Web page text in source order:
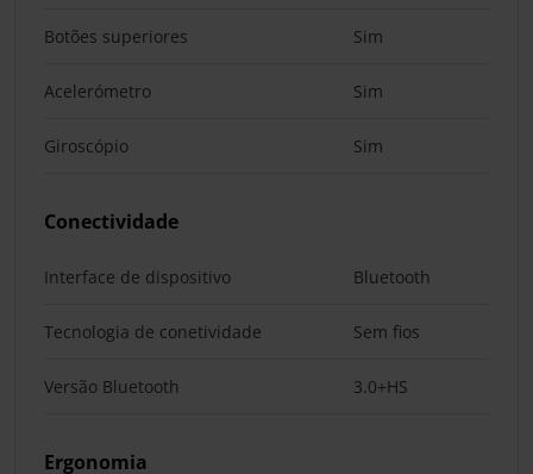
Botões superiores Sim
Acelerómetro Sim
Giroscópio Sim
Conectividade
Interface de dispositivo Bluetooth
Tecnologia de conetividade Sem fios
Versão Bluetooth 3.0+HS
Ergonomia